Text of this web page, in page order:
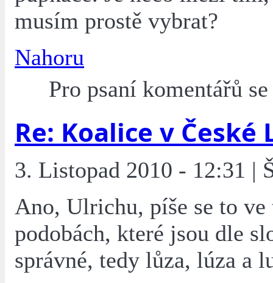
musím prostě vybrat?
Nahoru
Pro psaní komentářů
Re: Koalice v České
3. Listopad 2010 - 12:31 |
Ano, Ulrichu, píše se to ve
podobách, které jsou dle
správné, tedy lůza, lúza a